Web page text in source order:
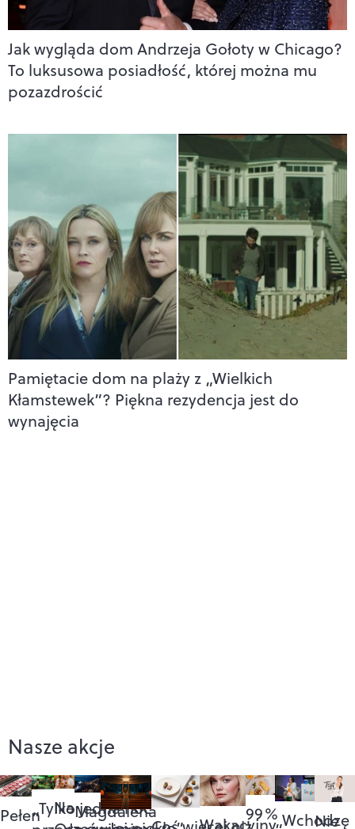
Jak wygląda dom Andrzeja Gołoty w Chicago?
To luksusowa posiadłość, której można mu
pozazdrościć
Pamiętacie dom na plaży z „Wielkich
Kłamstewek”? Piękna rezydencja jest do
wynajęcia
Nasze akcje
Pełen„Tylko jedna noc”
NaMagdalena
99%„Wchodzę
Nie